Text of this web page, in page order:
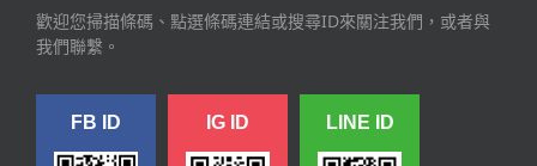
歡迎您掃描條碼、點選條碼連結或搜尋ID來關注我們，或者與
我們聯繫。
FB ID IG ID LINE ID